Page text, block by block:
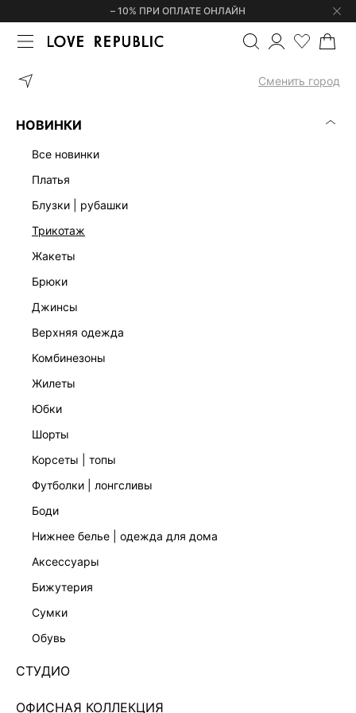
– 10% ПРИ ОПЛАТЕ ОНЛАЙН
Сменить город
НОВИНКИ
все новинки
платья
блузки | рубашки
трикотаж
жакеты
брюки
джинсы
верхняя одежда
комбинезоны
жилеты
юбки
шорты
корсеты | топы
футболки | лонгсливы
боди
нижнее белье | одежда для дома
аксессуары
бижутерия
сумки
обувь
СТУДИО
ОФИСНАЯ КОЛЛЕКЦИЯ
ГЛАВНАЯ ТОП-БАНДО С
6 599 ₽-73%
ЦВЕТ:БЕЛЫЙ